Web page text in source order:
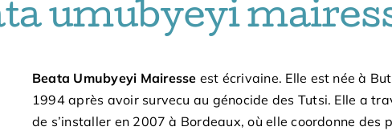
umubyeyi
Beata Umubyeyi Mairesse est écrivaine. Elle est née à
1994 après avoir survecu au génocide des Tutsi. Elle a
de s’installer en 2007 à Bordeaux, où elle coordonne des